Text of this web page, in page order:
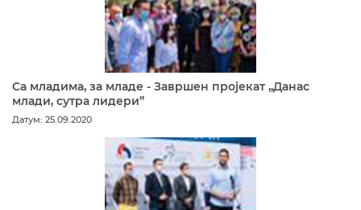
Са младима, за младе - Завршен пројекат „Данас
млади, сутра лидери”
Датум: 25.09.2020